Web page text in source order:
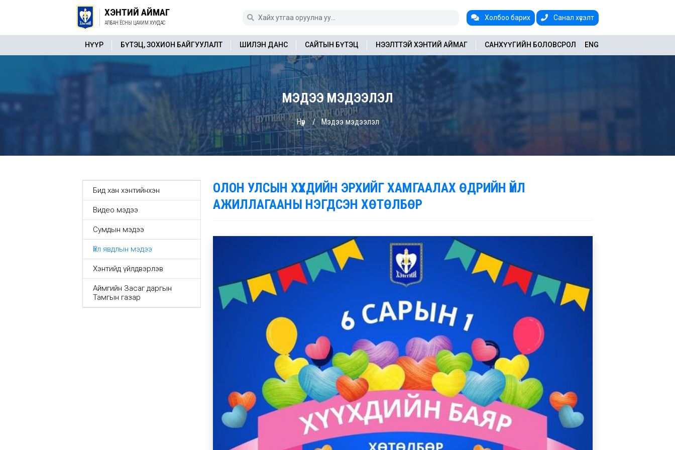
Холбоо барих Санал хүсэлт
ХЭНТИЙ АЙМАГ
АЛБАН ЁСНЫ ЦАХИМ ХУУДАС
ENG
НҮҮР БҮТЭЦ, ЗОХИОН БАЙГУУЛАЛТ ШИЛЭН ДАНС САЙТЫН БҮТЭЦ НЭЭЛТТЭЙ ХЭНТИЙ АЙМАГ САНХҮҮГИЙН БОЛОВСРОЛ
МЭДЭЭ МЭДЭЭЛЭЛ
Нүүр Мэдээ мэдээлэл
Бид хан хэнтийнхэн
Видео мэдээ
Сумдын мэдээ
Үйл явдлын мэдээ
Хэнтийд үйлдвэрлэв
Аймгийн Засаг даргын
Тамгын газар
ОЛОН УЛСЫН ХҮҮХДИЙН ЭРХИЙГ ХАМГААЛАХ ӨДРИЙН ҮЙЛ
АЖИЛЛАГААНЫ НЭГДСЭН ХӨТӨЛБӨР